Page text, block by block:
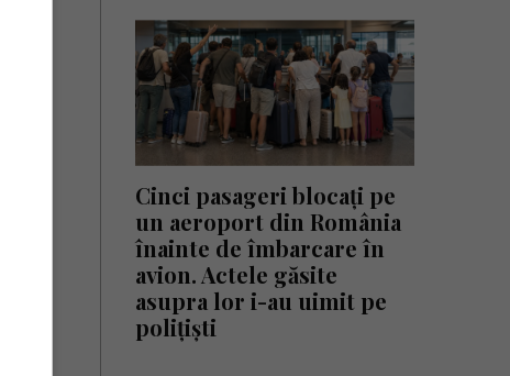
Cinci pasageri blocați pe
un aeroport din România
înainte de îmbarcare în
avion. Actele găsite
asupra lor i-au uimit pe
polițiști